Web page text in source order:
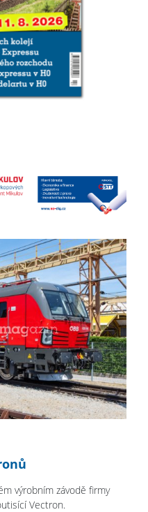
výrobním závodě firmy
Vectron.